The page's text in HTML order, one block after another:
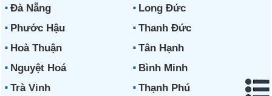
Đà Nẵng
Long Đức
Phước Hậu
Thanh Đức
Hoà Thuận
Tân Hạnh
Nguyệt Hoá
Bình Minh
Trà Vinh
Thạnh Phú